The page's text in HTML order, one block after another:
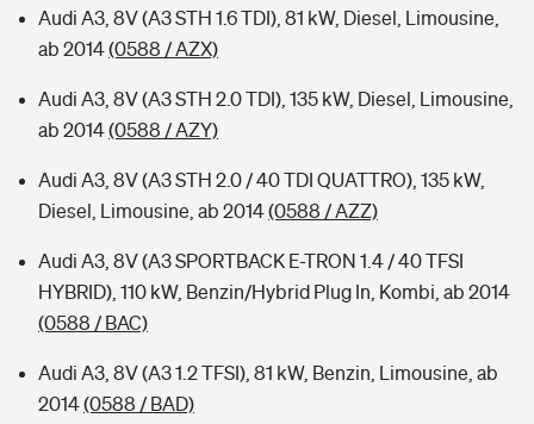
Audi A3, 8V (A3 STH 1.6 TDI), 81 kW, Diesel, Limousine,
ab 2014(0588 / AZX)
Audi A3, 8V (A3 STH 2.0 TDI), 135 kW, Diesel, Limousine,
ab 2014(0588 / AZY)
Audi A3, 8V (A3 STH 2.0 / 40 TDI QUATTRO), 135 kW,
Diesel, Limousine, ab 2014(0588 / AZZ)
Audi A3, 8V (A3 SPORTBACK E-TRON 1.4 / 40 TFSI
HYBRID), 110 kW, Benzin/Hybrid Plug In, Kombi, ab 2014
(0588 / BAC)
Audi A3, 8V (A3 1.2 TFSI), 81 kW, Benzin, Limousine, ab
2014(0588 / BAD)